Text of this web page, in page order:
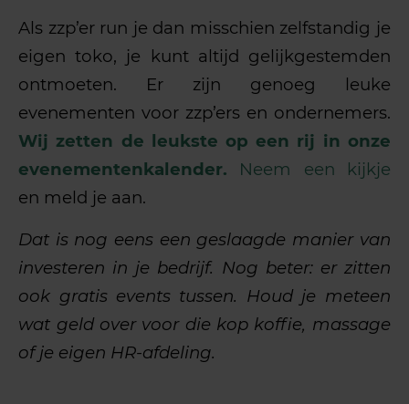
Als zzp’er run je dan misschien zelfstandig je
eigen toko, je kunt altijd gelijkgestemden
ontmoeten. Er zijn genoeg leuke
evenementen voor zzp’ers en ondernemers.
Wij zetten de leukste op een rij in onze
evenementenkalender. Neem een kijkje
en meld je aan.
Dat is nog eens een geslaagde manier van
investeren in je bedrijf. Nog beter: er zitten
ook gratis events tussen. Houd je meteen
wat geld over voor die kop koffie, massage
of je eigen HR-afdeling.